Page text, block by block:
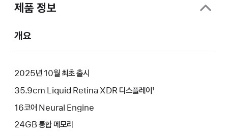
제품 정보
개요
2025년 10월 최초 출시
35.9cm Liquid Retina XDR 디스플레이¹
16코어 Neural Engine
24GB 통합 메모리